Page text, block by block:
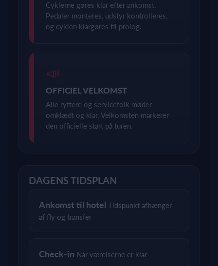
Cyklerne gøres klar efter ankomst.
Pedaler monteres, udstyr kontrolleres,
og cyklen klargøres til prolog.
📣
OFFICIEL VELKOMST
Alle ryttere og servicefolk møder
omklædt og klar. Velkomsten markerer
den officielle start på turen.
DAGENS TIDSPLAN
Ankomst til hotel Tidspunkt afhænger
af fly og transfer
Check-in Når værelserne er klar